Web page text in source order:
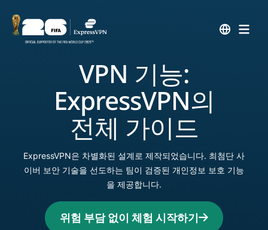
VPN 기능:
ExpressVPN의
전체 가이드
ExpressVPN은 차별화된 설계로 제작되었습니다. 최첨단 사
이버 보안 기술을 선도하는 팀이 검증된 개인정보 보호 기능
을 제공합니다.
위험 부담 없이 체험 시작하기